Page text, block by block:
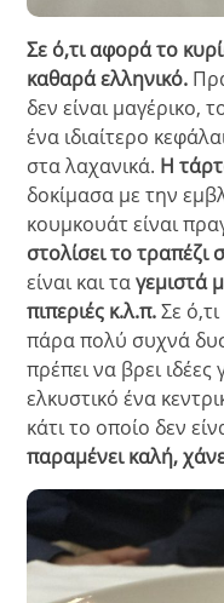
Σε ό,τι αφορά το
καθαρά ελληνικό.
δεν είναι μαγέρικο,
ένα ιδιαίτερο
στα λαχανικά. Η
δοκίμασα με την
κουμκουάτ είναι
στολίσει το τραπέζι
είναι και ταγεμιστά
πιπεριές κ.λ.π.Σε
πάρα πολύ συχνά
πρέπει να βρει ιδέες
ελκυστικό ένα
κάτι το οποίο δεν
παραμένει καλή,